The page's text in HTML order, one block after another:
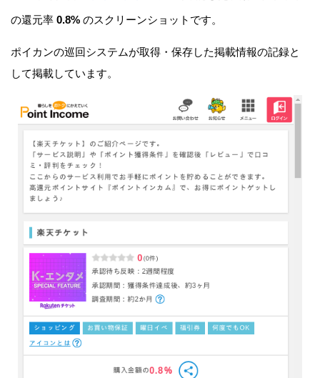
の還元率 0.8% のスクリーンショットです。
ポイカンの巡回システムが取得・保存した掲載情報の記録と
して掲載しています。